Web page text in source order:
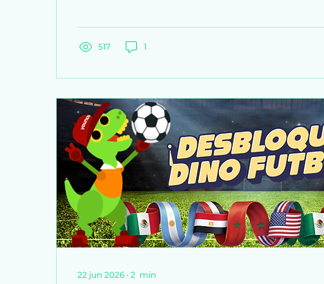
a 30 superiores de la lista, que tengan 3M de
⭐Fechas: 7 de julio a las 2 p. m. EST - 10 de julio a
517 1
22 jun 2026 ∙ 2 min